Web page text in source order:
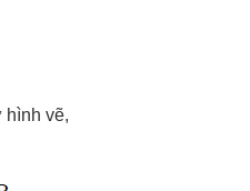
hình vẽ,